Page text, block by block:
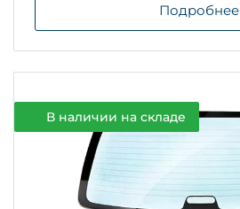
Подробнее
В наличии на складе